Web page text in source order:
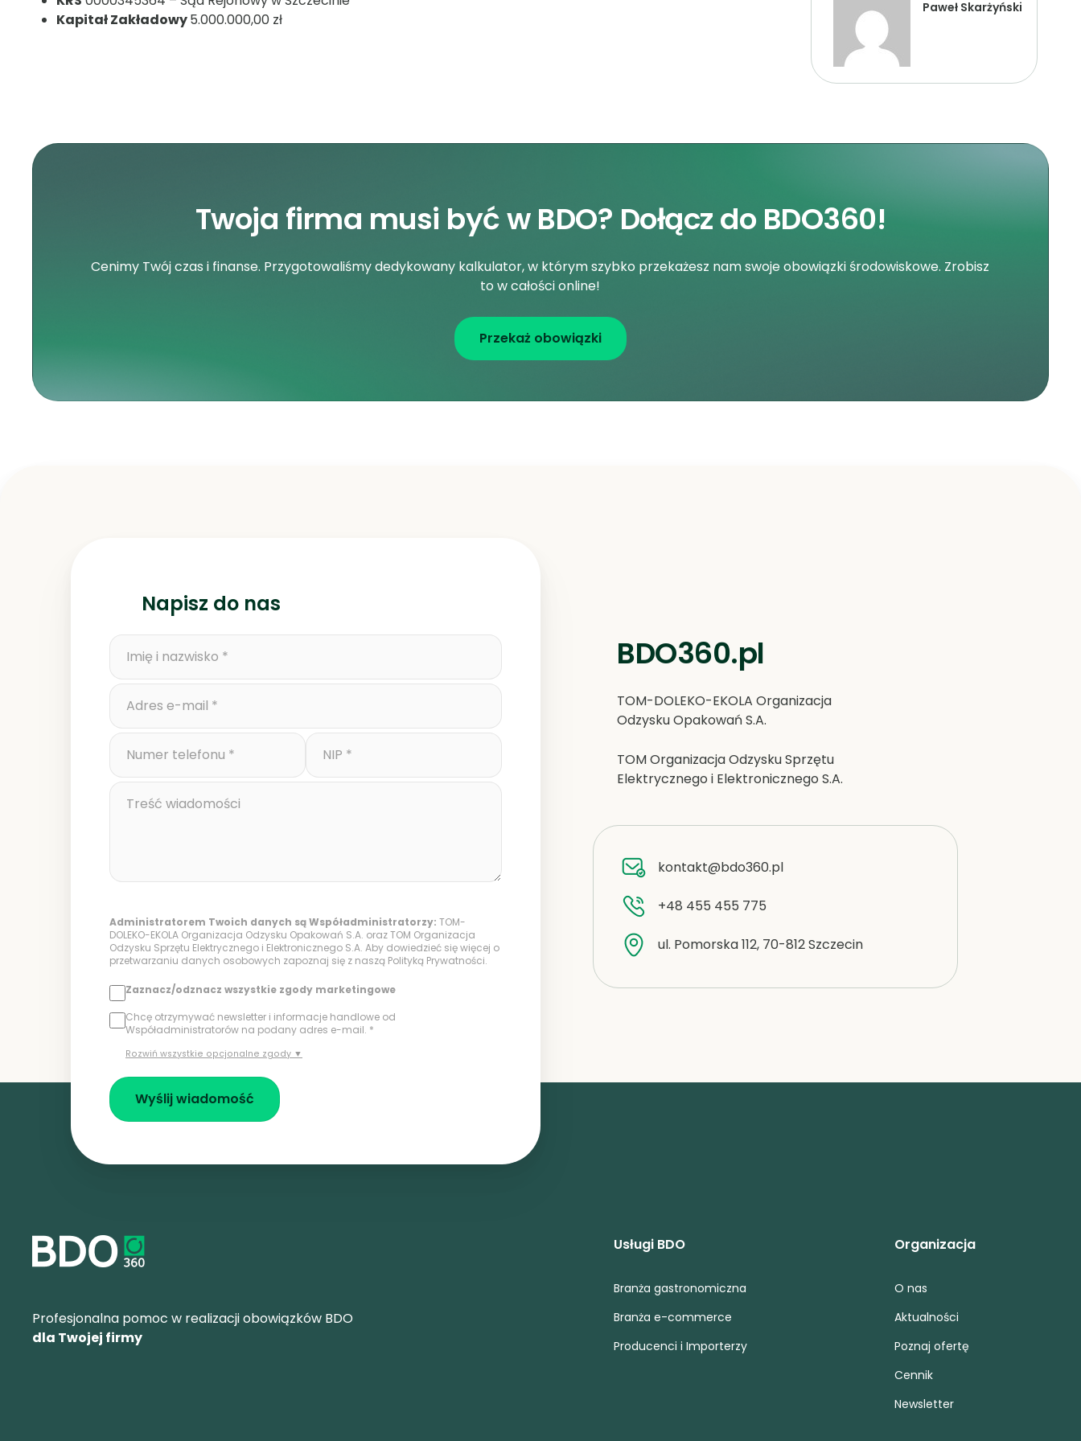
Kapitał Zakładowy5.000.000,00 zł
Paweł Skarżyński
Twoja firma musi być w BDO? Dołącz do BDO360!
Cenimy Twój czas i finanse. Przygotowaliśmy dedykowany kalkulator, w którym szybko przekażesz nam swoje obowiązki środowiskowe. Zrobisz
to w całości online!
Przekaż obowiązki
Napisz do nas
Administratorem Twoich danych są Współadministratorzy: TOM-
DOLEKO-EKOLA Organizacja Odzysku Opakowań S.A. oraz TOM Organizacja
Odzysku Sprzętu Elektrycznego i Elektronicznego S.A. Aby dowiedzieć się więcej o
przetwarzaniu danych osobowych zapoznaj się z naszą Polityką Prywatności.
Zaznacz/odznacz wszystkie zgody marketingowe
Chcę otrzymywać newsletter i informacje handlowe od
Współadministratorów na podany adres e-mail. *
Rozwiń wszystkie opcjonalne zgody ▼
BDO360.pl
TOM-DOLEKO-EKOLA Organizacja
Odzysku Opakowań S.A.
TOM Organizacja Odzysku Sprzętu
Elektrycznego i Elektronicznego S.A.
kontakt@bdo360.pl
+48 455 455 775
ul. Pomorska 112, 70-812 Szczecin
Profesjonalna pomoc w realizacji obowiązków BDO
dla Twojej firmy
Usługi BDO
Branża gastronomiczna
Branża e-commerce
Producenci i Importerzy
Organizacja
O nas
Aktualności
Poznaj ofertę
Cennik
Newsletter